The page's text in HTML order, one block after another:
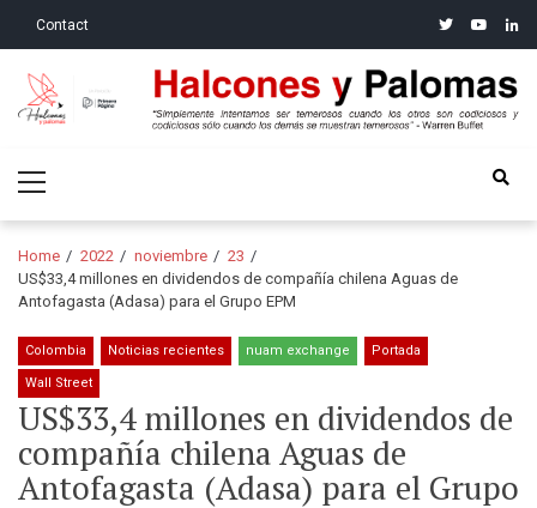
Contact twitteryoutube
Halcones y Palomas
Menu
Home 2022 noviembre
23
US$33,4 millones en dividendos de compañía chilena Aguas de
Antofagasta (Adasa) para el Grupo EPM
Colombia Noticias recientes nuam exchange Portada
Wall Street
US$33,4 millones en dividendos de
compañía chilena Aguas de
Antofagasta (Adasa) para el Grupo